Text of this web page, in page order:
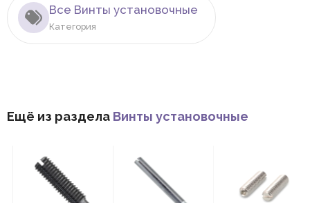
Все Винты установочные
Категория
Ещё из раздела Винты установочные